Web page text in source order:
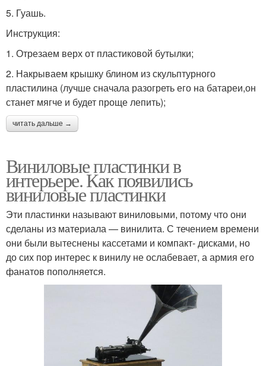
5. Гуашь.
Инструкция:
1. Отрезаем верх от пластиковой бутылки;
2. Накрываем крышку блином из скульптурного
пластилина (лучше сначала разогреть его на батареи,он
станет мягче и будет проще лепить);
читать дальше →
Виниловые пластинки в
интерьере. Как появились
виниловые пластинки
Эти пластинки называют виниловыми, потому что они
сделаны из материала — винилита. С течением времени
они были вытеснены кассетами и компакт- дисками, но
до сих пор интерес к винилу не ослабевает, а армия его
фанатов пополняется.